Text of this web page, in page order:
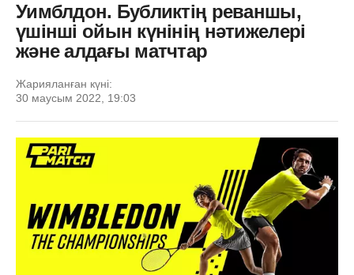
Уимблдон. Бубликтің реваншы,
үшінші ойын күнінің нәтижелері
және алдағы матчтар
Жарияланған күні:
30 маусым 2022, 19:03